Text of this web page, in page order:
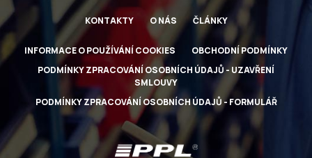
KONTAKTY O NÁS ČLÁNKY
INFORMACE O POUŽÍVÁNÍ COOKIES
OBCHODNÍ PODMÍNKY
PODMÍNKY ZPRACOVÁNÍ OSOBNÍCH ÚDAJŮ - UZAVŘENÍ
SMLOUVY
PODMÍNKY ZPRACOVÁNÍ OSOBNÍCH ÚDAJŮ - FORMULÁŘ